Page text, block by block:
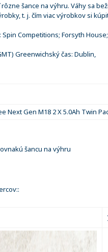
šance na výhru. Váhy sa
t. j. čím viac výrobkov si
Spin Competitions; Forsyth House;
Greenwichský čas: Dublin,
Next Gen M18 2 X 5.0Ah Twin
šancu na výhru